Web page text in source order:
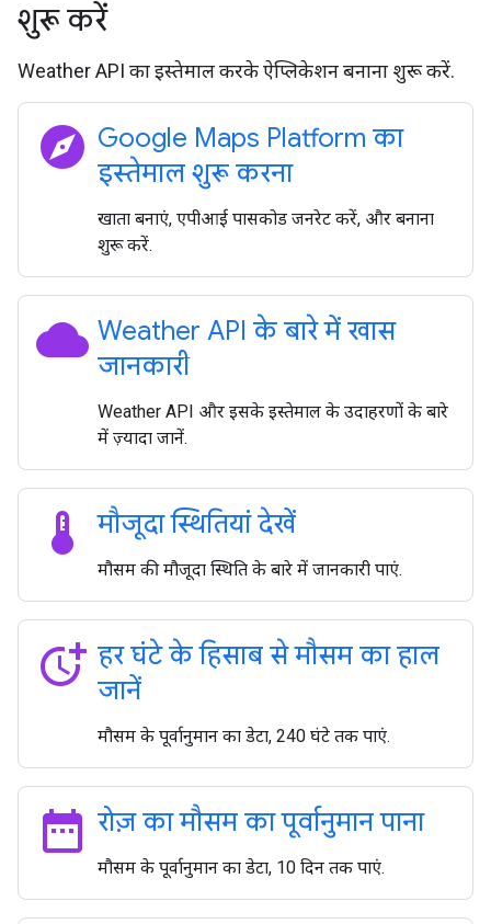
शुरू करें
Weather API का इस्तेमाल करके ऐप्लिकेशन बनाना शुरू करें.
explore Google Maps Platform का
इस्तेमाल शुरू करना
खाता बनाएं, एपीआई पासकोड जनरेट करें, और बनाना
शुरू करें.
cloud Weather API के बारे में खास
जानकारी
Weather API और इसके इस्तेमाल के उदाहरणों के बारे
में ज़्यादा जानें.
thermostat मौजूदा स्थितियां देखें
मौसम की मौजूदा स्थिति के बारे में जानकारी पाएं.
more_time हर घंटे के हिसाब से मौसम का हाल
जानें
मौसम के पूर्वानुमान का डेटा, 240 घंटे तक पाएं.
date_range रोज़ का मौसम का पूर्वानुमान पाना
मौसम के पूर्वानुमान का डेटा, 10 दिन तक पाएं.